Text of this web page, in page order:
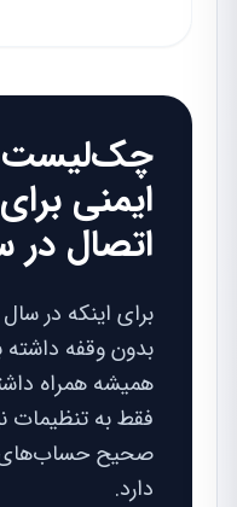
چک‌لیست
ایمنی
اتصال در سال
بدون وقفه
همیشه همراه
فقط به تنظیمات
صحیح حساب‌های
دارد.